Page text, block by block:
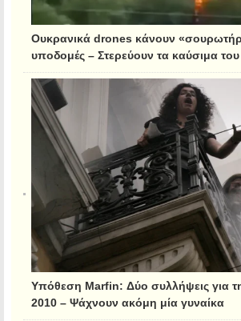
Ουκρανικά drones κάνουν
υποδομές – Στερεύουν τα καύσιμα του
Υπόθεση Marfin: Δύο συλλήψεις για
2010 – Ψάχνουν ακόμη μία γυναίκα